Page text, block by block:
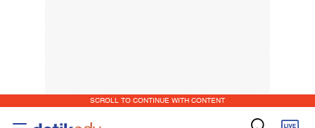
SCROLL TO CONTINUE WITH CONTENT